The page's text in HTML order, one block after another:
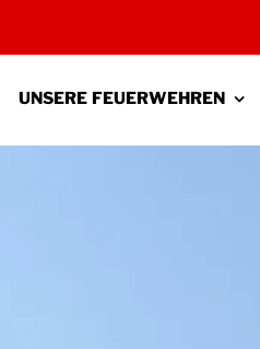
UNSERE FEUERWEHREN